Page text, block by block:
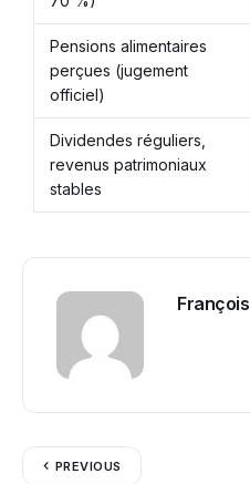
Pensions alimentaires
perçues (jugement
officiel)
Dividendes réguliers,
revenus patrimoniaux
stables
François
PREVIOUS